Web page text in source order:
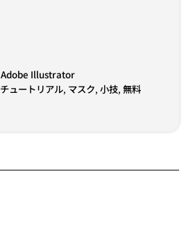
Adobe Illustrator
チュートリアル, マスク, 小技, 無料